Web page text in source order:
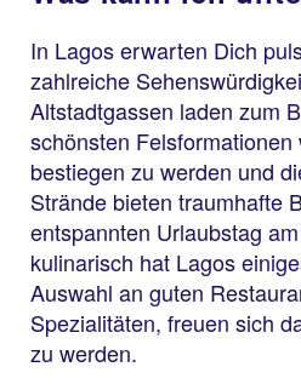
In Lagos erwarten Dich
zahlreiche
Altstadtgassen laden zum
schönsten
bestiegen zu werden und
Strände bieten traumhafte
entspannten Urlaubstag
kulinarisch hat Lagos
Auswahl an guten
Spezialitäten, freuen sich
zu werden.